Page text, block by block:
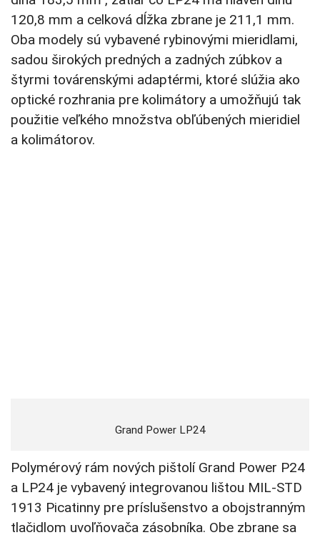
120,8 mm a celková dĺžka zbrane je 211,1 mm.
Oba modely sú vybavené rybinovými mieridlami,
sadou širokých predných a zadných zúbkov a
štyrmi továrenskými adaptérmi, ktoré slúžia ako
optické rozhrania pre kolimátory a umožňujú tak
použitie veľkého množstva obľúbených mieridiel
a kolimátorov.
Grand Power LP24
Polymérový rám nových pištolí Grand Power P24
a LP24 je vybavený integrovanou lištou MIL-STD
1913 Picatinny pre príslušenstvo a obojstranným
tlačidlom uvoľňovača zásobníka. Obe zbrane sa